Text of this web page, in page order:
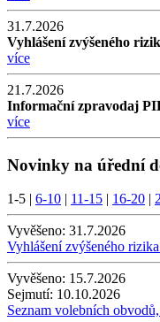
31.7.2026
Vyhlášení zvýšeného
více
21.7.2026
Informační zpravodaj
více
Novinky na úřední
1-5 6-10 11-15 16-20
Vyvěšeno: 31.7.2026
Vyhlášení zvýšeného
Vyvěšeno: 15.7.2026
Sejmutí: 10.10.2026
Seznam volebních